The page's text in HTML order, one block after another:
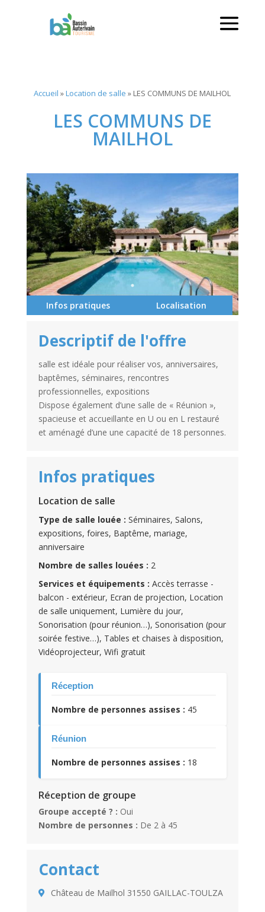
Accueil »Location de salle » LES COMMUNS DE MAILHOL
LES COMMUNS DE
MAILHOL
Infos pratiques Localisation
Descriptif de l'offre
salle est idéale pour réaliser vos, anniversaires,
baptêmes, séminaires, rencontres
professionnelles, expositions
Dispose également d’une salle de « Réunion »,
spacieuse et accueillante en U ou en L restauré
et aménagé d’une une capacité de 18 personnes.
Infos pratiques
Location de salle
Type de salle louée : Séminaires, Salons,
expositions, foires, Baptême, mariage,
anniversaire
Nombre de salles louées : 2
Services et équipements : Accès terrasse -
balcon - extérieur, Ecran de projection, Location
de salle uniquement, Lumière du jour,
Sonorisation (pour réunion…), Sonorisation (pour
soirée festive…), Tables et chaises à disposition,
Vidéoprojecteur, Wifi gratuit
Réception
Nombre de personnes assises : 45
Réunion
Nombre de personnes assises : 18
Réception de groupe
Groupe accepté ? : Oui
Nombre de personnes : De 2 à 45
Contact
Château de Mailhol 31550 GAILLAC-TOULZA